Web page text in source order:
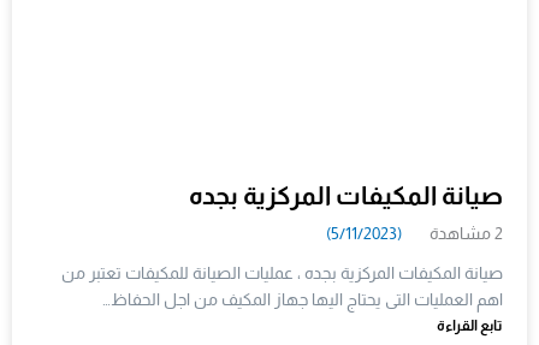
صيانة المكيفات المركزية بجده
2 مشاهدة (5/11/2023)
صيانة المكيفات المركزية بجده ، عمليات الصيانة للمكيفات تعتبر من
اهم العمليات التى يحتاج اليها جهاز المكيف من اجل الحفاظ…
تابع القراءة